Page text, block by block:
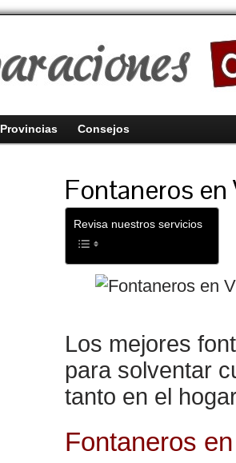
Provincias Consejos
Fontaneros en
Revisa nuestros servicios
Los mejores
para solventar
tanto en el
Fontaneros